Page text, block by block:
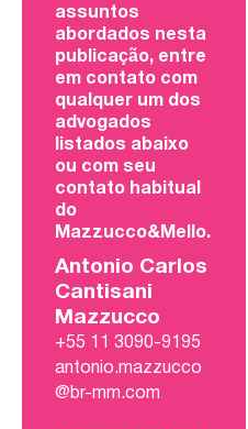
assuntos
abordados nesta
publicação, entre
em contato com
qualquer um dos
advogados
listados abaixo
ou com seu
contato habitual
do
Mazzucco&Mello.
Antonio Carlos
Cantisani
Mazzucco
+55 11 3090-9195
antonio.mazzucco
@br-mm.com